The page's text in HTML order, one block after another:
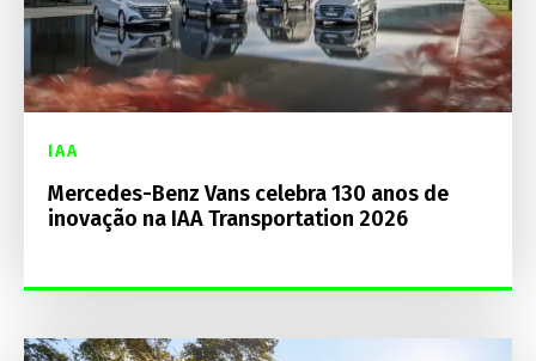
IAA
Mercedes-Benz Vans celebra 130 anos de
inovação na IAA Transportation 2026